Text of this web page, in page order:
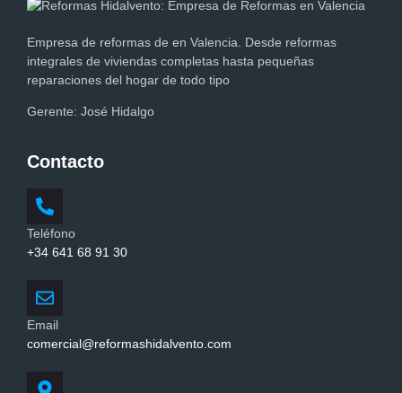
Empresa de reformas de en Valencia. Desde reformas
integrales de viviendas completas hasta pequeñas
reparaciones del hogar de todo tipo
Gerente: José Hidalgo
Contacto
Teléfono
+34 641 68 91 30
Email
comercial@reformashidalvento.com